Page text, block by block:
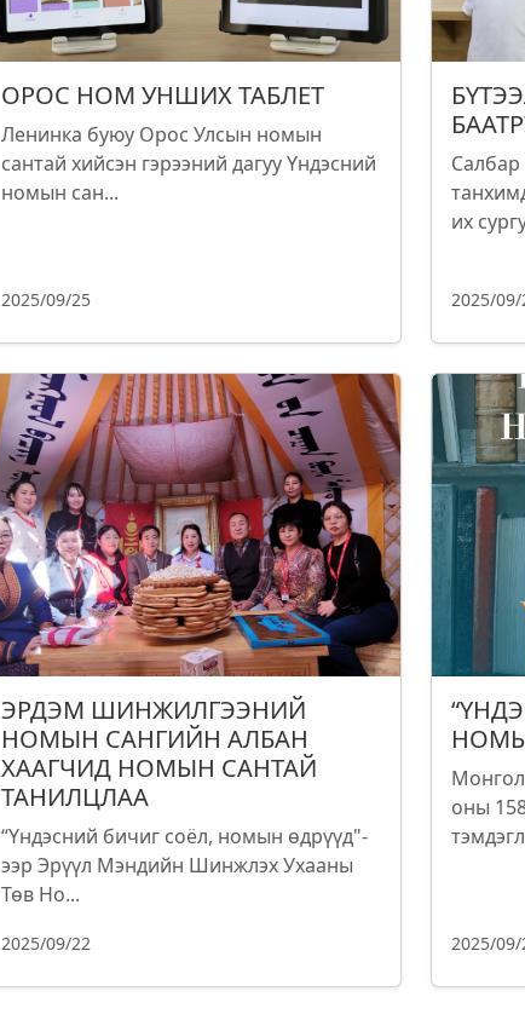
ОРОС НОМ УНШИХ ТАБЛЕТ
Ленинка буюу Орос Улсын номын
сантай хийсэн гэрээний дагуу Үндэсний
номын сан...
2025/09/25
их
2025/09/
ЭРДЭМ ШИНЖИЛГЭЭНИЙ
НОМЫН САНГИЙН АЛБАН
ХААГЧИД НОМЫН САНТАЙ
ТАНИЛЦЛАА
“Үндэсний бичиг соёл, номын өдрүүд"-
ээр Эрүүл Мэндийн Шинжлэх Ухааны
Төв Но...
2025/09/22
оны
2025/09/